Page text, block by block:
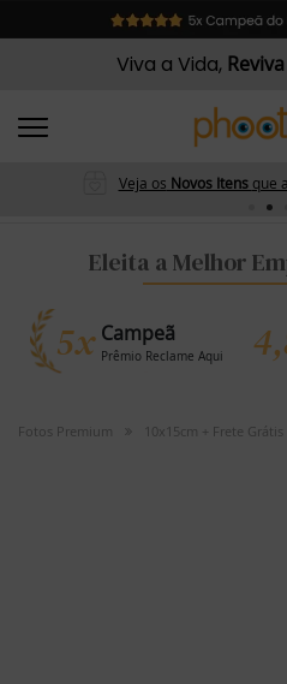
Viva a Vida,
Veja os Novos Itens que
Eleita a Melhor
5x Campeã
Prêmio Reclame Aqui
Fotos Premium 10x15cm + Frete Grátis